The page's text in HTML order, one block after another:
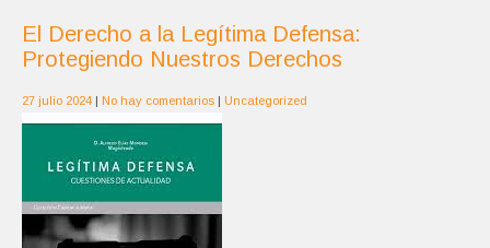
El Derecho a la Legítima Defensa:
Protegiendo Nuestros Derechos
27 julio 2024 | No hay comentarios | Uncategorized